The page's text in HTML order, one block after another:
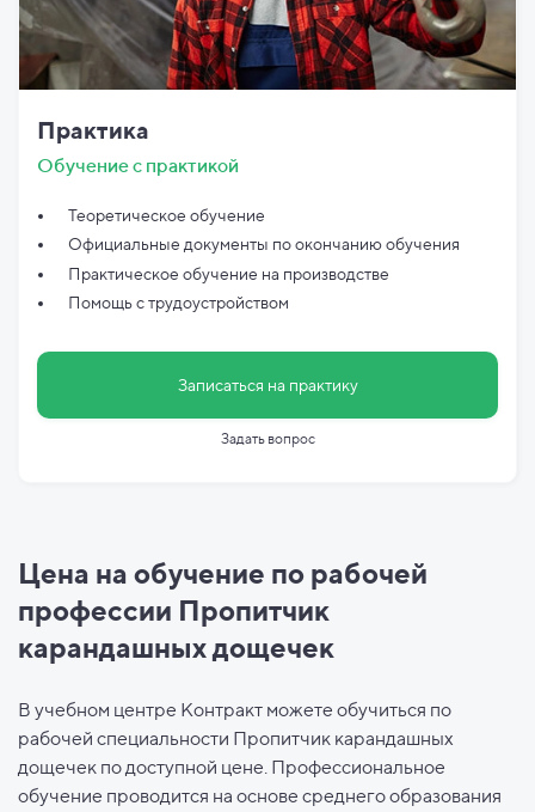
Практика
Обучение с практикой
Теоретическое обучение
Официальные документы поокончанию обучения
Практическое обучение на производстве
Помощь с трудоустройством
Записаться на практику
Задать вопрос
Цена на обучение по рабочей
профессии Пропитчик
карандашных дощечек
В учебном центре Контракт можете обучиться по
рабочей специальности Пропитчик карандашных
дощечек по доступной цене. Профессиональное
обучение проводится на основе среднего образования